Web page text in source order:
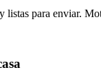
para enviar.